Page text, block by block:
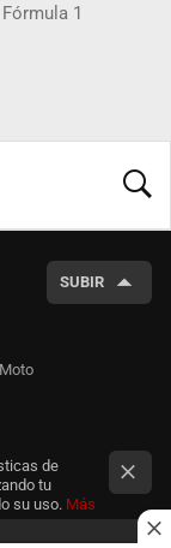
1
SUBIR
de
tu
su uso. Más